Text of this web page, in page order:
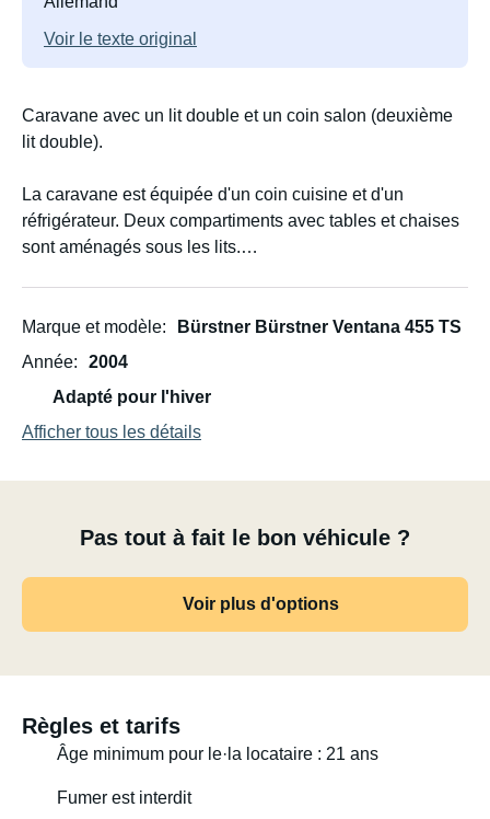
Voir le texte original
Caravane avec un lit double et un coin salon (deuxième
lit double).
La caravane est équipée d'un coin cuisine et d'un
réfrigérateur. Deux compartiments avec tables et chaises
sont aménagés sous les lits.
un seau à vaisselle et un réchaud à gaz deux feux.
visible sur la photo).
toilettes.
Le poids maximal autorisé sur la flèche d'attelage est de
Un auvent entièrement fermé est également disponible,
à l'intérieur de la caravane.
Marque et modèle
Bürstner Bürstner Ventana 455 TS
Année
2004
Adapté pour l'hiver
Afficher tous les détails
Pas tout à fait le bon véhicule ?
Voir plus d'options
Règles et tarifs
Âge minimum pour le·la locataire : 21 ans
Fumer est interdit